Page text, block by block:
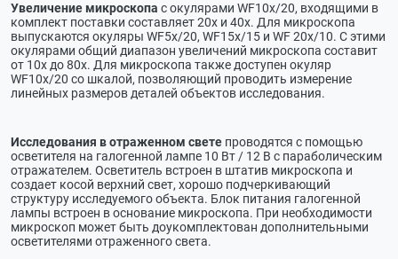
Увеличение микроскопа с окулярами WF10х/20, входящими в
комплект поставки составляет 20х и 40х. Для микроскопа
выпускаются окуляры WF5х/20, WF15х/15 и WF 20х/10. С этими
окулярами общий диапазон увеличений микроскопа составит
от 10х до 80х. Для микроскопа также доступен окуляр
WF10х/20 со шкалой, позволяющий проводить измерение
линейных размеров деталей объектов исследования.
Исследования в отраженном свете проводятся с помощью
осветителя на галогенной лампе 10 Вт / 12 В с параболическим
отражателем. Осветитель встроен в штатив микроскопа и
создает косой верхний свет, хорошо подчеркивающий
структуру исследуемого объекта. Блок питания галогенной
лампы встроен в основание микроскопа. При необходимости
микроскоп может быть доукомплектован дополнительными
осветителями отраженного света.